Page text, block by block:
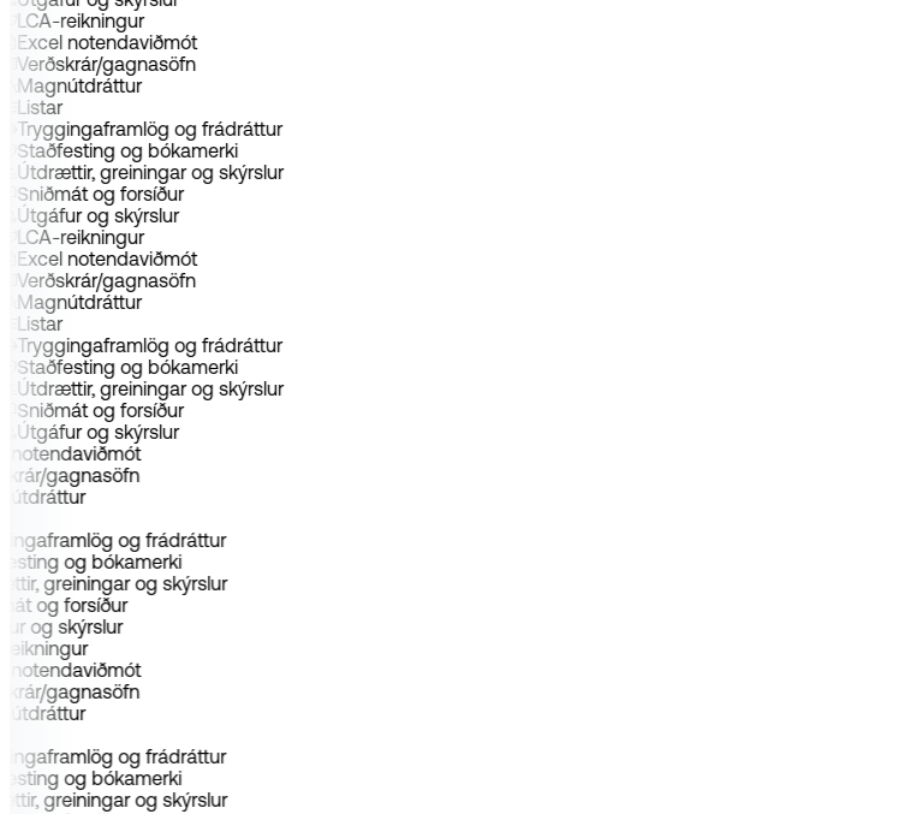
LCA-reikningur
Excel notendaviðmót
Verðskrár/gagnasöfn
Magnútdráttur
Listar
Tryggingaframlög og frádráttur
Staðfesting og bókamerki
Útdrættir, greiningar og skýrslur
Sniðmát og forsíður
Útgáfur og skýrslur
LCA-reikningur
Excel notendaviðmót
Verðskrár/gagnasöfn
Magnútdráttur
Listar
Tryggingaframlög og frádráttur
Staðfesting og bókamerki
Útdrættir, greiningar og skýrslur
Sniðmát og forsíður
Útgáfur og skýrslur
notendaviðmót
gagnasöfn
og frádráttur
og bókamerki
greiningar og skýrslur
og forsíður
og skýrslur
reikningur
notendaviðmót
gagnasöfn
og frádráttur
og bókamerki
greiningar og skýrslur